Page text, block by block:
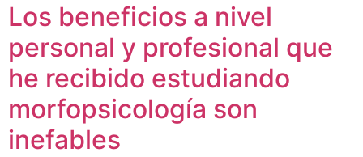
Los beneficios a nivel
personal y profesional que
he recibido estudiando
morfopsicología son
inefables